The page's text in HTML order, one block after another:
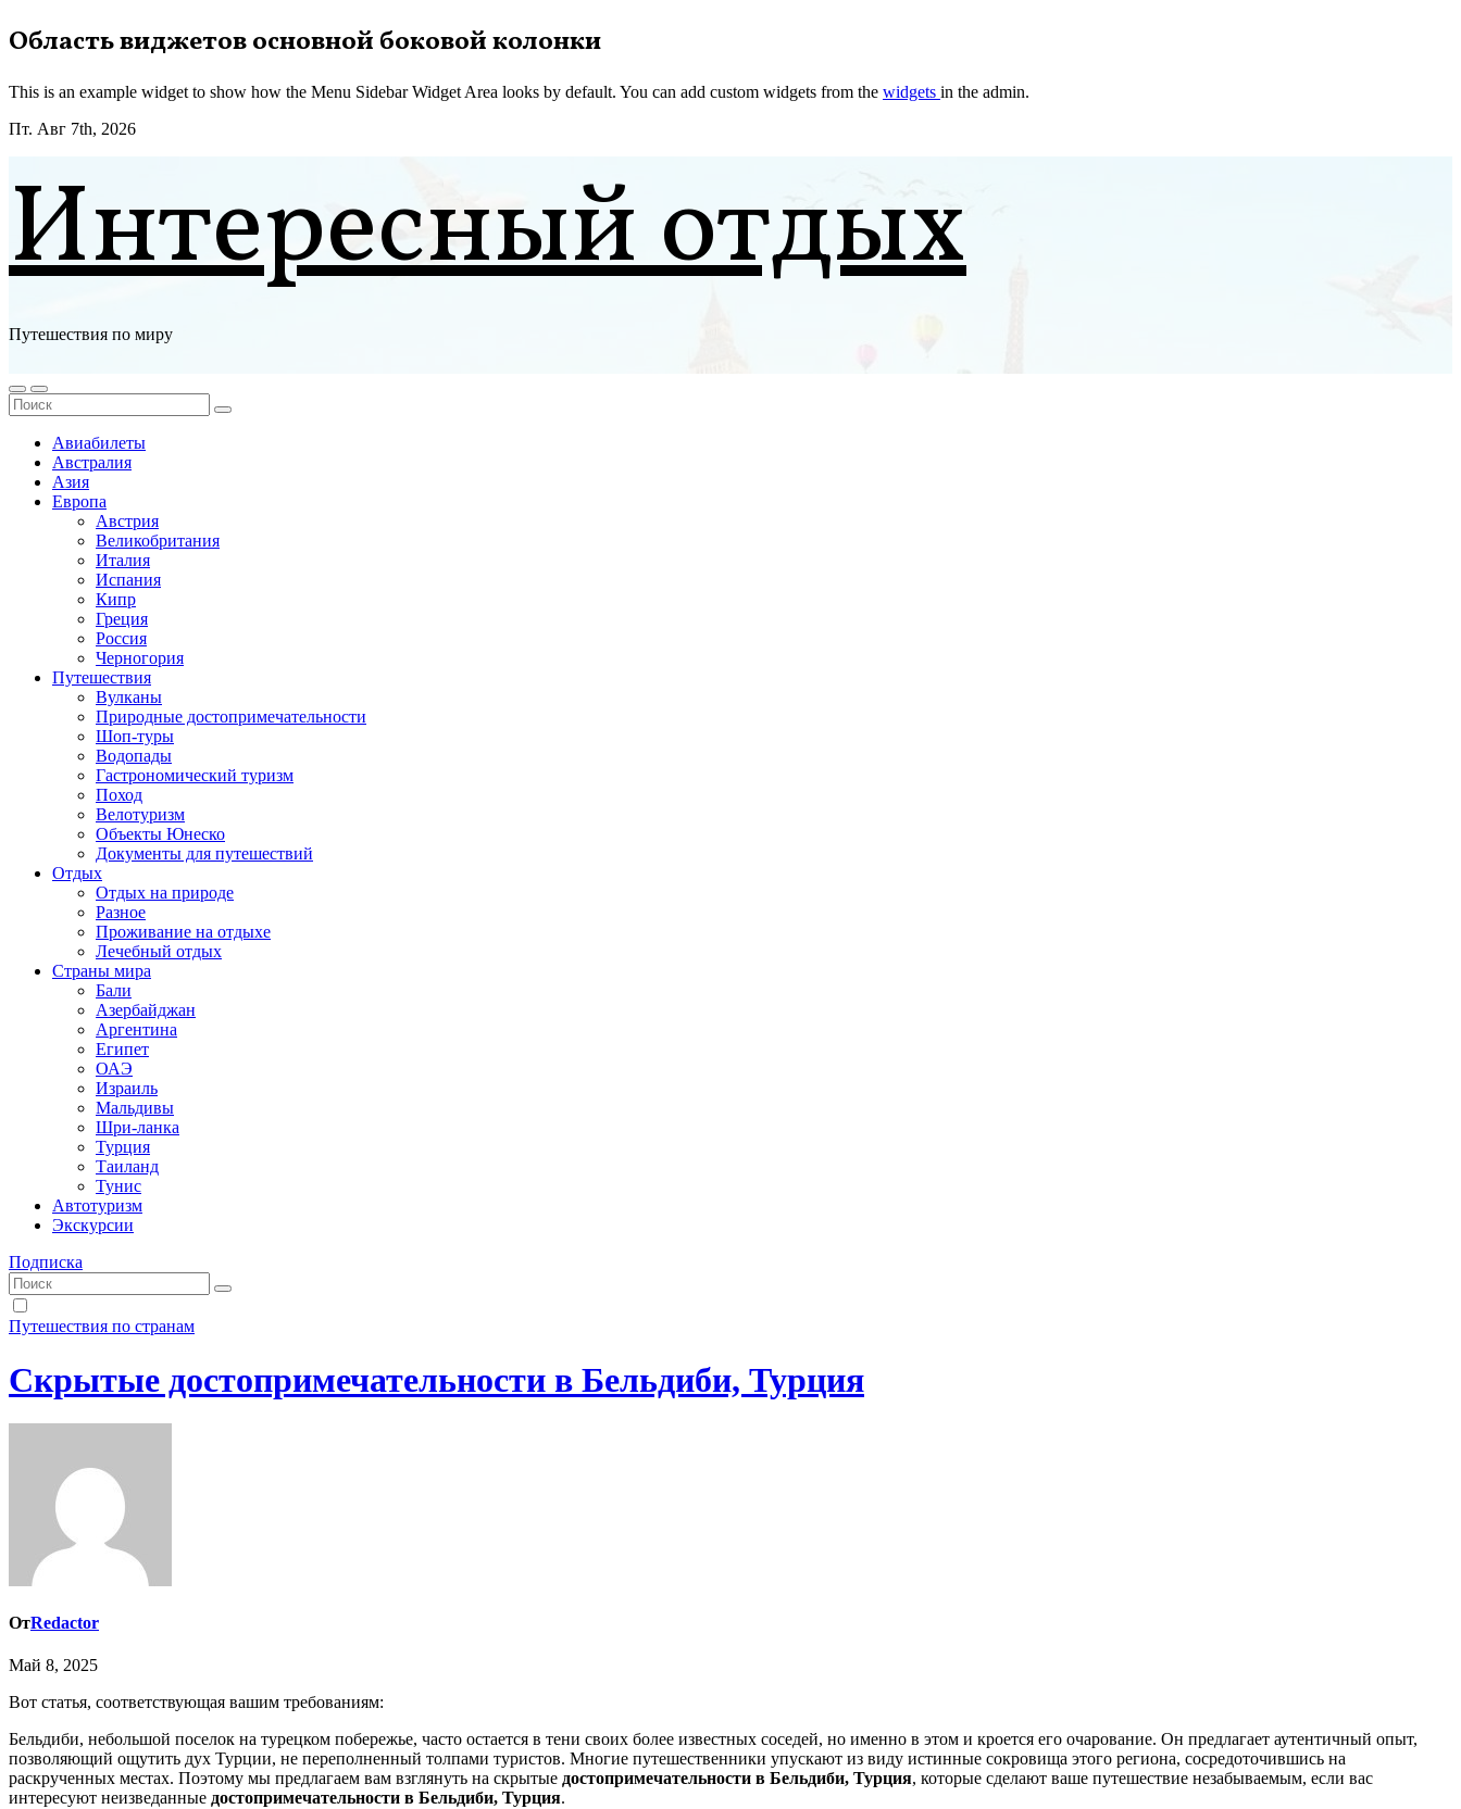
Перейти
к
Область виджетов основной боковой колонки
This is an example widget to show how the Menu Sidebar Widget Area looks by default. You can add custom widgets from the widgets in the admin.
Пт. Авг 7th, 2026
Интересный отдых
Путешествия по миру
Авиабилеты
Австралия
Азия
Европа
Австрия
Великобритания
Италия
Испания
Кипр
Греция
Россия
Черногория
Путешествия
Вулканы
Природные достопримечательности
Шоп-туры
Водопады
Гастрономический туризм
Поход
Велотуризм
Объекты Юнеско
Документы для путешествий
Отдых
Отдых на природе
Разное
Проживание на отдыхе
Лечебный отдых
Страны мира
Бали
Азербайджан
Аргентина
Египет
ОАЭ
Израиль
Мальдивы
Шри-ланка
Турция
Таиланд
Тунис
Автотуризм
Экскурсии
Подписка
Путешествия по странам
Скрытые достопримечательности в Бельдиби, Турция
ОтRedactor
Май 8, 2025
Вот статья, соответствующая вашим требованиям:
Бельдиби, небольшой поселок на турецком побережье, часто остается в тени своих более известных соседей, но именно в этом и кроется его очарование. Он предлагает аутентичный опыт,
позволяющий ощутить дух Турции, не переполненный толпами туристов. Многие путешественники упускают из виду истинные сокровища этого региона, сосредоточившись на
раскрученных местах. Поэтому мы предлагаем вам взглянуть на скрытые достопримечательности в Бельдиби, Турция, которые сделают ваше путешествие незабываемым, если вас
интересуют неизведанные достопримечательности в Бельдиби, Турция.